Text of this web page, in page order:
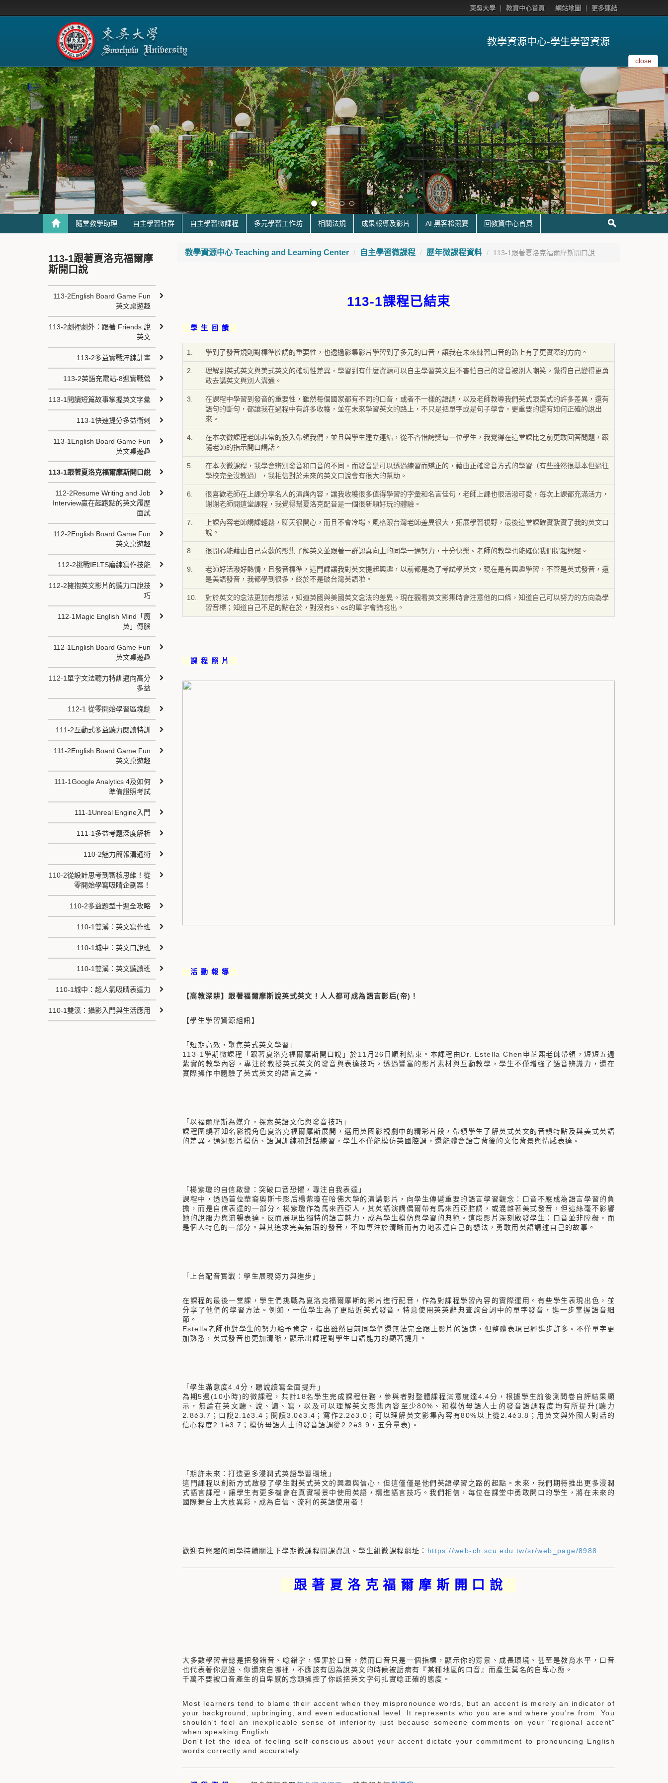
東吳大學 教資中心首頁 網站地圖 更多連結
教學資源中心-學生學習資源
close
隨堂教學助理 自主學習社群 自主學習微課程 多元學習工作坊 相關法規 成果報導及影片 AI 黑客松競賽 回教資中心首頁
教學資源中心 Teaching and Learning Center 自主學習微課程 歷年微課程資料 113-1跟著夏洛克福爾摩斯開口說
113-1課程已結束
學 生 回 饋
1. 學到了發音規則對標準腔調的重要性，也透過影集影片學習到了多元的口音，讓我在未來練習口音的路上有了更實際的方向。
2.
理解到英式英文與美式英文的確切性差異，學習到有什麼資源可以自主學習英文且不害怕自己的發音被別人嘲笑。覺得自己變得更勇
敢去講英文與別人溝通。
3.
在課程中學習到發音的重要性，雖然每個國家都有不同的口音，或者不一樣的語調，以及老師教導我們英式跟美式的許多差異，還有
語句的斷句，都讓我在過程中有許多收穫，並在未來學習英文的路上，不只是把單字或是句子學會，更重要的還有如何正確的說出
來。
4.
在本次微課程老師非常的投入帶領我們，並且與學生建立連結，從不吝惜誇獎每一位學生，我覺得在這堂課比之前更敢回答問題，跟
隨老師的指示開口講話。
5.
在本次微課程，我學會辨別發音和口音的不同，而發音是可以透過練習而矯正的，藉由正確發音方式的學習（有些雖然很基本但過往
學校完全沒教過），我相信對於未來的英文口說會有很大的幫助。
6.
很喜歡老師在上課分享名人的演講內容，讓我收穫很多值得學習的字彙和名言佳句，老師上課也很活潑可愛，每次上課都充滿活力，
謝謝老師開這堂課程，我覺得幫夏洛克配音是一個很新穎好玩的體驗。
7.
上課內容老師講課輕鬆，聊天很開心，而且不會冷場。風格跟台灣老師差異很大，拓展學習視野，最後這堂課確實紮實了我的英文口
說。
8. 很開心能藉由自己喜歡的影集了解英文並跟著一群認真向上的同學一通努力，十分快樂。老師的教學也能確保我們提起興趣。
9.
老師好活潑好熱情，且發音標準，這門課讓我對英文提起興趣，以前都是為了考試學英文，現在是有興趣學習，不管是英式發音，還
是美語發音，我都學到很多，終於不是破台灣英語啦。
10.
對於英文的念法更加有想法，知道英國與美國英文念法的差異。現在觀看英文影集時會注意他的口條，知道自己可以努力的方向為學
習音標；知道自己不足的點在於，對沒有s、es的單字會錯唸出。
課 程 照 片
活 動 報 導
【高教深耕】跟著福爾摩斯說英式英文！人人都可成為語言影后(帝)！
【學生學習資源組訊】
「短期高效，聚焦英式英文學習」
113-1學期微課程「跟著夏洛克福爾摩斯開口說」於11月26日順利結束。本課程由Dr. Estella Chen申芷熙老師帶領，短短五週
紮實的教學內容，專注於教授英式英文的發音與表達技巧。透過豐富的影片素材與互動教學，學生不僅增強了語音辨識力，還在
實際操作中體驗了英式英文的語言之美。
「以福爾摩斯為媒介，探索英語文化與發音技巧」
課程圍繞著知名影視角色夏洛克福爾摩斯展開，選用英國影視劇中的精彩片段，帶領學生了解英式英文的音韻特點及與美式英語
的差異。通過影片模仿、語調訓練和對話練習，學生不僅能模仿英國腔調，還能體會語言背後的文化背景與情感表達。
「楊紫瓊的自信啟發：突破口音恐懼，專注自我表達」
課程中，透過首位華裔奧斯卡影后楊紫瓊在哈佛大學的演講影片，向學生傳遞重要的語言學習觀念：口音不應成為語言學習的負
擔，而是自信表達的一部分。楊紫瓊作為馬來西亞人，其英語演講偶爾帶有馬來西亞腔調，或混雜著美式發音，但這絲毫不影響
她的說服力與流暢表達，反而展現出獨特的語言魅力，成為學生模仿與學習的典範。這段影片深刻啟發學生：口音並非障礙，而
是個人特色的一部分。與其追求完美無瑕的發音，不如專注於清晰而有力地表達自己的想法，勇敢用英語講述自己的故事。
「上台配音實戰：學生展現努力與進步」
在課程的最後一堂課，學生們挑戰為夏洛克福爾摩斯的影片進行配音，作為對課程學習內容的實際運用。有些學生表現出色，並
分享了他們的學習方法。例如，一位學生為了更貼近英式發音，特意使用英英辭典查詢台詞中的單字發音，進一步掌握語音細
節。
Estella老師也對學生的努力給予肯定，指出雖然目前同學們還無法完全跟上影片的語速，但整體表現已經進步許多。不僅單字更
加熟悉，英式發音也更加清晰，顯示出課程對學生口語能力的顯著提升。
「學生滿意度4.4分，聽說讀寫全面提升」
為期5週(10小時)的微課程，共計18名學生完成課程任務，參與者對整體課程滿意度達4.4分，根據學生前後測問卷自評結果顯
示，無論在英文聽、說、讀、寫，以及可以理解英文影集內容至少80%、和模仿母語人士的發音語調程度均有所提升(聽力
2.8è3.7；口說2.1è3.4；閱讀3.0è3.4；寫作2.2è3.0；可以理解英文影集內容有80%以上從2.4è3.8；用英文與外國人對話的
信心程度2.1è3.7；模仿母語人士的發音語調從2.2è3.9，五分量表)。
「期許未來：打造更多浸潤式英語學習環境」
這門課程以創新方式啟發了學生對英式英文的興趣與信心，但這僅僅是他們英語學習之路的起點。未來，我們期待推出更多浸潤
式語言課程，讓學生有更多機會在真實場景中使用英語，精進語言技巧。我們相信，每位在課堂中勇敢開口的學生，將在未來的
國際舞台上大放異彩，成為自信、流利的英語使用者！
歡迎有興趣的同學持續關注下學期微課程開課資訊。學生組微課程網址： https://web-ch.scu.edu.tw/sr/web_page/8988
跟 著 夏 洛 克 福 爾 摩 斯 開 口 說
大多數學習者總是把發錯音、唸錯字，怪罪於口音，然而口音只是一個指標，顯示你的背景、成長環境、甚至是教育水平，口音
也代表著你是誰、你還來自哪裡，不應該有因為說英文的時候被詬病有『某種地區的口音』而產生莫名的自卑心態。
千萬不要被口音產生的自卑感的念頭操控了你該把英文字句扎實唸正確的態度。
Most learners tend to blame their accent when they mispronounce words, but an accent is merely an indicator of
your background, upbringing, and even educational level. It represents who you are and where you're from. You
shouldn't feel an inexplicable sense of inferiority just because someone comments on your "regional accent"
when speaking English.
Don't let the idea of feeling self-conscious about your accent dictate your commitment to pronouncing English
words correctly and accurately.
113-1跟著夏洛克福爾摩
斯開口說
113-2English Board Game Fun
英文桌遊趣
113-2劇裡劇外：跟著 Friends 說
英文
113-2多益實戰淬鍊計畫
113-2英語充電站-8週實戰營
113-1閱讀短篇故事掌握英文字彙
113-1快速提分多益衝刺
113-1English Board Game Fun
英文桌遊趣
113-1跟著夏洛克福爾摩斯開口說
112-2Resume Writing and Job
Interview贏在起跑點的英文履歷
面試
112-2English Board Game Fun
英文桌遊趣
112-2挑戰IELTS磨練寫作技能
112-2擁抱英文影片的聽力口說技
巧
112-1Magic English Mind「魔
英」傳腦
112-1English Board Game Fun
英文桌遊趣
112-1單字文法聽力特訓邁向高分
多益
112-1 從零開始學習區塊鏈
111-2互動式多益聽力閱讀特訓
111-2English Board Game Fun
英文桌遊趣
111-1Google Analytics 4及如何
準備證照考試
111-1Unreal Engine入門
111-1多益考題深度解析
110-2魅力簡報溝通術
110-2從設計思考到審核思維！從
零開始學寫吸睛企劃案！
110-2多益題型十週全攻略
110-1雙溪：英文寫作班
110-1城中：英文口說班
110-1雙溪：英文聽讀班
110-1城中：超人氣吸睛表達力
110-1雙溪：攝影入門與生活應用